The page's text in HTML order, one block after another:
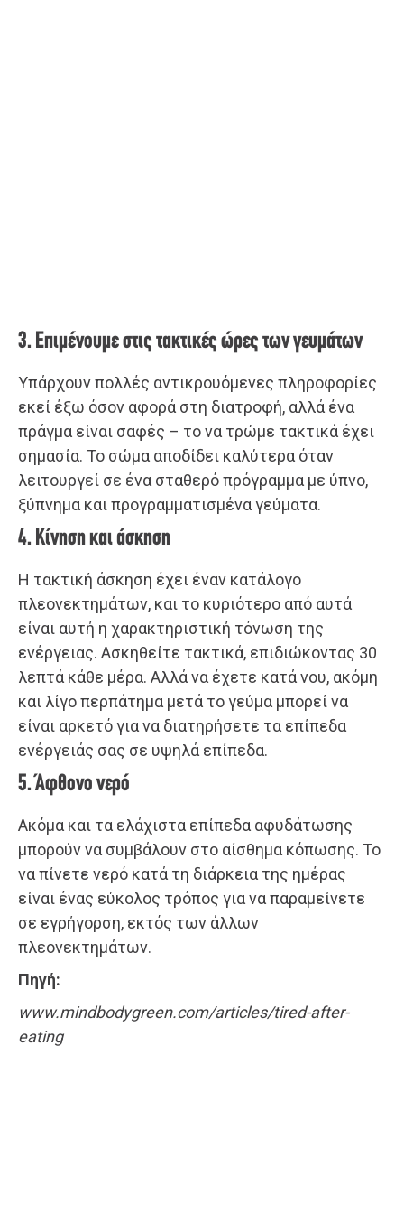
3. Επιμένουμε στις τακτικές ώρες των γευμάτων
Υπάρχουν πολλές αντικρουόμενες πληροφορίες
εκεί έξω όσον αφορά στη διατροφή, αλλά ένα
πράγμα είναι σαφές – το να τρώμε τακτικά έχει
σημασία. Το σώμα αποδίδει καλύτερα όταν
λειτουργεί σε ένα σταθερό πρόγραμμα με ύπνο,
ξύπνημα και προγραμματισμένα γεύματα.
4. Κίνηση και άσκηση
Η τακτική άσκηση έχει έναν κατάλογο
πλεονεκτημάτων, και το κυριότερο από αυτά
είναι αυτή η χαρακτηριστική τόνωση της
ενέργειας. Ασκηθείτε τακτικά, επιδιώκοντας 30
λεπτά κάθε μέρα. Αλλά να έχετε κατά νου, ακόμη
και λίγο περπάτημα μετά το γεύμα μπορεί να
είναι αρκετό για να διατηρήσετε τα επίπεδα
ενέργειάς σας σε υψηλά επίπεδα.
5. Άφθονο νερό
Ακόμα και τα ελάχιστα επίπεδα αφυδάτωσης
μπορούν να συμβάλουν στο αίσθημα κόπωσης. Το
να πίνετε νερό κατά τη διάρκεια της ημέρας
είναι ένας εύκολος τρόπος για να παραμείνετε
σε εγρήγορση, εκτός των άλλων
πλεονεκτημάτων.
Πηγή:
www.mindbodygreen.com/articles/tired-after-
eating